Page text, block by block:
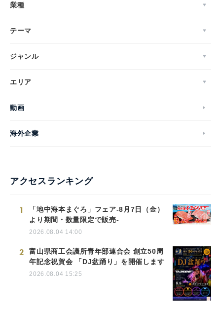
業種
テーマ
ジャンル
エリア
動画
海外企業
アクセスランキング
1
「地中海本まぐろ」フェア-8月7日（金）
より期間・数量限定で販売-
2026.08.04 14:00
2
富山県商工会議所青年部連合会 創立50周
年記念祝賀会 「DJ盆踊り」を開催します
2026.08.04 15:25